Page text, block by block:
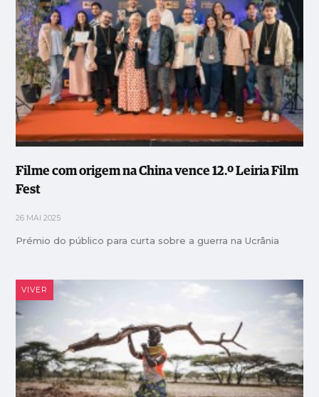
Filme com origem na China vence 12.º Leiria Film
Fest
26 MAI 2025
Prémio do público para curta sobre a guerra na Ucrânia
VIVER